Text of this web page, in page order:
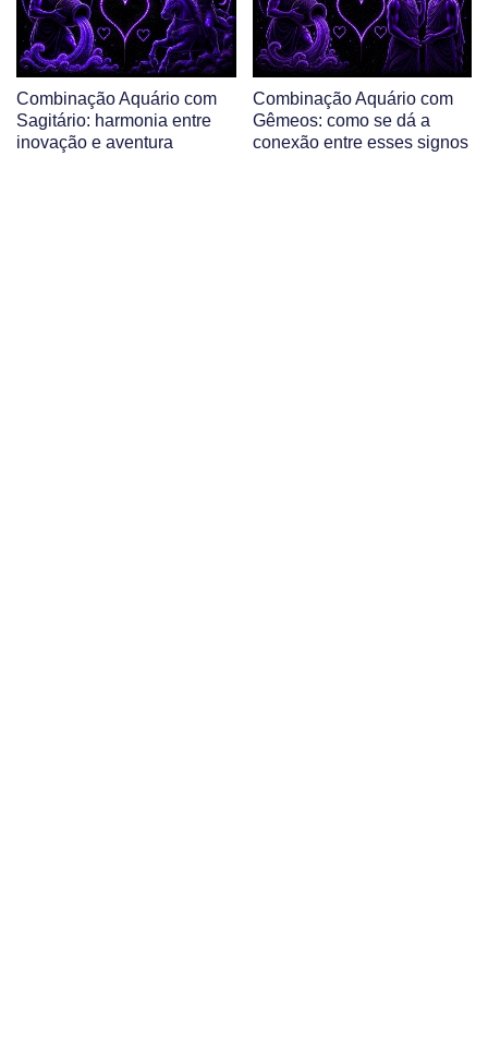
Combinação Aquário com
Sagitário: harmonia entre
inovação e aventura
Combinação Aquário com
Gêmeos: como se dá a
conexão entre esses signos